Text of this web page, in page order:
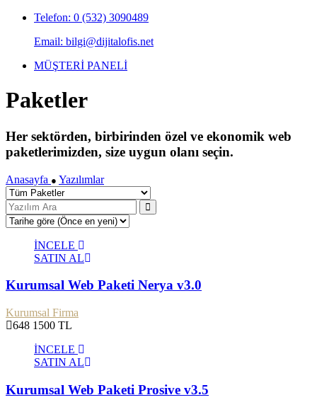
Telefon: 0 (532) 3090489
Email: bilgi@dijitalofis.net
MÜŞTERİ PANELİ
Paketler
Her sektörden, birbirinden özel ve ekonomik web
paketlerimizden, size uygun olanı seçin.
Anasayfa ● Yazılımlar
İNCELE
SATIN AL
Kurumsal Web Paketi Nerya v3.0
Kurumsal Firma
648 1500 TL
İNCELE
SATIN AL
Kurumsal Web Paketi Prosive v3.5